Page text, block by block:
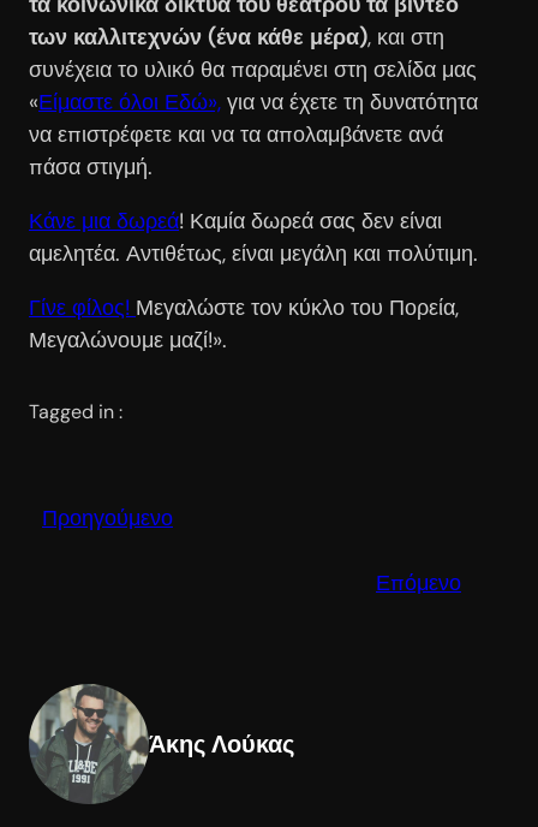
των καλλιτεχνών (ένα κάθε μέρα), και στη
συνέχεια το υλικό θα παραμένει στη σελίδα μας
«Είμαστε όλοι Εδώ», για να έχετε τη δυνατότητα
να επιστρέφετε και να τα απολαμβάνετε ανά
πάσα στιγμή.
Κάνε μια δωρεά! Καμία δωρεά σας δεν είναι
αμελητέα. Αντιθέτως, είναι μεγάλη και πολύτιμη.
Γίνε φίλος! Μεγαλώστε τον κύκλο του Πορεία,
Μεγαλώνουμε μαζί!».
Tagged in :
Προηγούμενο
Επόμενο
Άκης Λούκας